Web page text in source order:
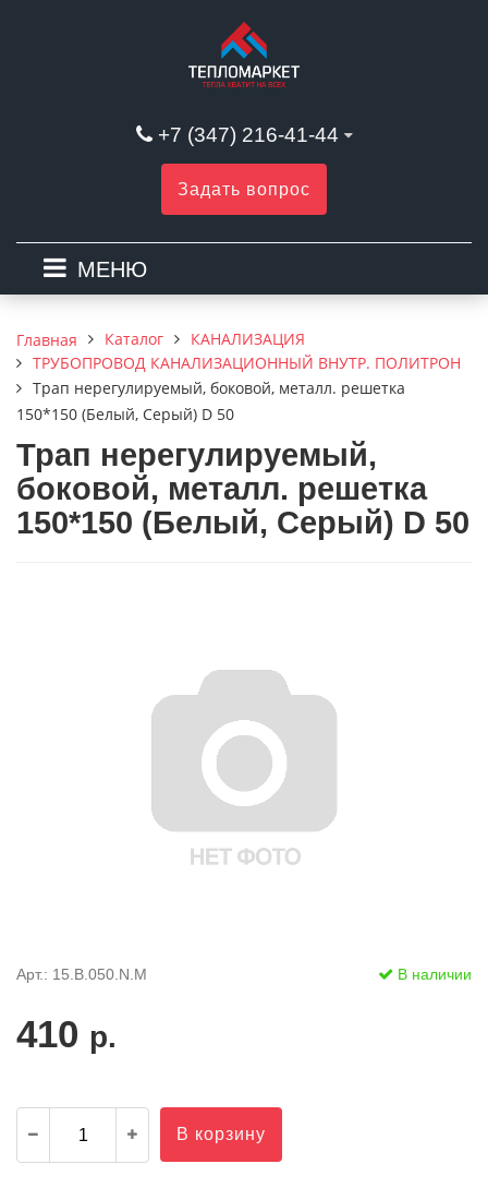
+7 (347) 216-41-44
Задать вопрос
МЕНЮ
Главная Каталог
КАНАЛИЗАЦИЯ
ТРУБОПРОВОД КАНАЛИЗАЦИОННЫЙ ВНУТР. ПОЛИТРОН
Трап нерегулируемый, боковой, металл. решетка
150*150 (Белый, Серый) D 50
Трап нерегулируемый,
боковой, металл. решетка
150*150 (Белый, Серый) D 50
Арт.: 15.В.050.N.М В наличии
410 р.
В корзину